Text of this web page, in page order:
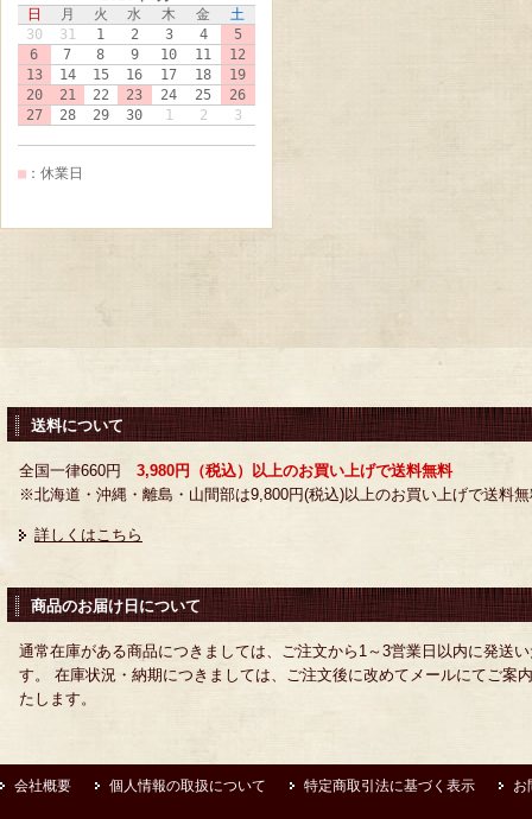
送料について
全国一律660円 3,980円（税込）以上のお買い上げで送料無料
※北海道・沖縄・離島・山間部は9,800円(税込)以上のお買い上げで送料
詳しくはこちら
商品のお届け日について
通常在庫がある商品につきましては、ご注文から1～3営業日以内に発送
す。 在庫状況・納期につきましては、ご注文後に改めてメールにてご案
たします。
会社概要 個人情報の取扱について 特定商取引法に基づく表示 お